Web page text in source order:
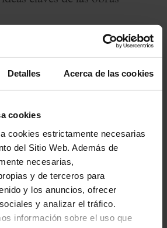
Detalles Acerca de las cookies
cookies
cookies estrictamente necesarias
del Sitio Web. Además de
necesarias,
y de terceros para
y los anuncios, ofrecer
y analizar el tráfico.
información sobre el uso que
Orfeó Català-Palau de la
(aprox)- Sin pausa